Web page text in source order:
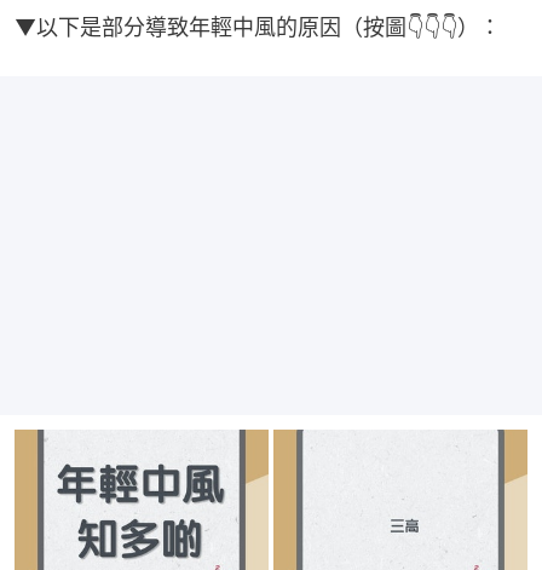
▼以下是部分導致年輕中風的原因（按圖👇👇👇）：